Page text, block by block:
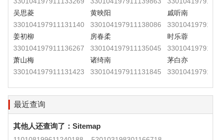
吴思菱
330104197911131140
黄映阳
330104197911138086
戚听南
姜初柳
330104197911136267
房春柔
330104197911135045
时乐蓉
萧山梅
330104197911131423
诸绮南
330104197911131845
茅白亦
最近查询
其他人还查询了： Sitemap